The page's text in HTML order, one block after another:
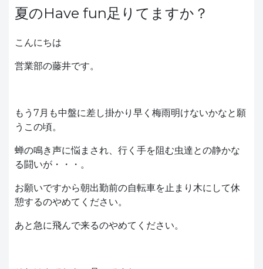
夏のHave fun足りてますか？
こんにちは
営業部の藤井です。
もう7月も中盤に差し掛かり早く梅雨明けないかなと願
うこの頃。
蝉の鳴き声に悩まされ、行く手を阻む虫達との静かな
る闘いが・・・。
お願いですから朝出勤前の自転車を止まり木にして休
憩するのやめてください。
あと急に飛んで来るのやめてください。